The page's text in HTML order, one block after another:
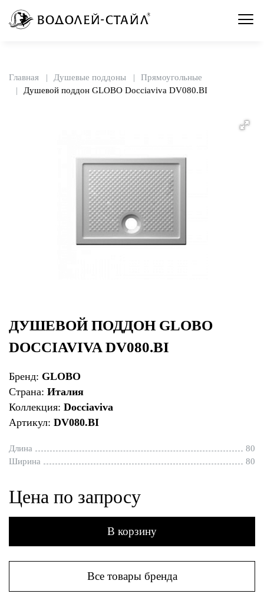
Главная Душевые поддоны
Прямоугольные
Душевой поддон GLOBO Docciaviva DV080.BI
ДУШЕВОЙ ПОДДОН GLOBO
DOCCIAVIVA DV080.BI
Бренд: GLOBO
Страна: Италия
Коллекция: Docciaviva
Артикул: DV080.BI
Длина
80
Ширина
80
Цена по запросу
В корзину
Все товары бренда